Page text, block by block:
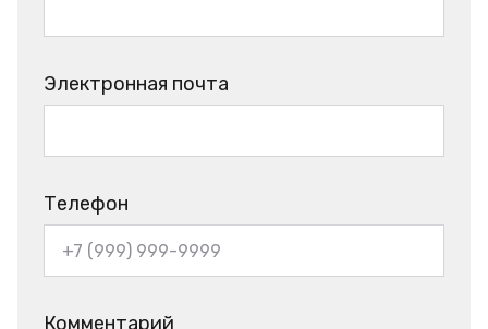
Электронная почта
Телефон
Комментарий